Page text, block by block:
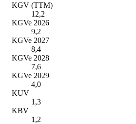
KGV (TTM)
12,2
KGVe 2026
9,2
KGVe 2027
8,4
KGVe 2028
7,6
KGVe 2029
4,0
KUV
1,3
KBV
1,2